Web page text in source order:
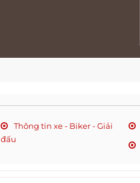
Thông tin xe - Biker - Giải
đấu